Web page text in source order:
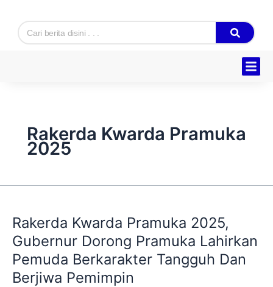
content
Search
Rakerda Kwarda Pramuka
2025
Rakerda Kwarda Pramuka 2025,
Gubernur Dorong Pramuka Lahirkan
Pemuda Berkarakter Tangguh Dan
Berjiwa Pemimpin
Pramuka
2025,
Gubernur
Dorong
Pramuka